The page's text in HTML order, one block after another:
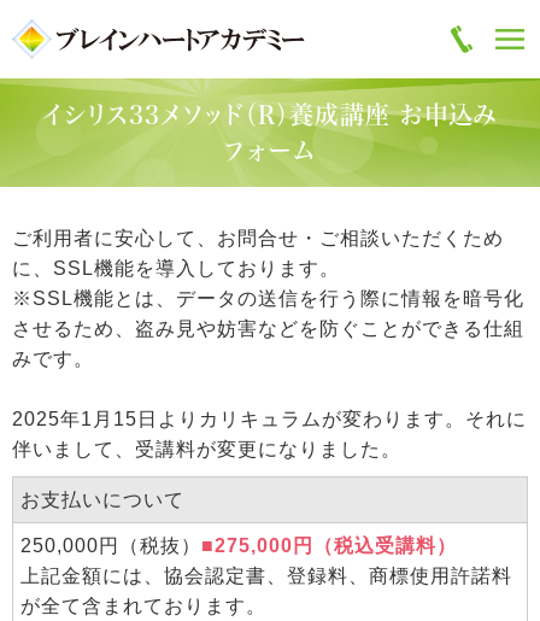
イシリス33メソッド（R）養成講座 お申込み
フォーム
ご利用者に安心して、お問合せ・ご相談いただくため
に、SSL機能を導入しております。
※SSL機能とは、データの送信を行う際に情報を暗号化
させるため、盗み見や妨害などを防ぐことができる仕組
みです。
2025年1月15日よりカリキュラムが変わります。それに
伴いまして、受講料が変更になりました。
お支払いについて
250,000円（税抜） ■275,000円（税込受講料）
上記金額には、協会認定書、登録料、商標使用許諾料
が全て含まれております。